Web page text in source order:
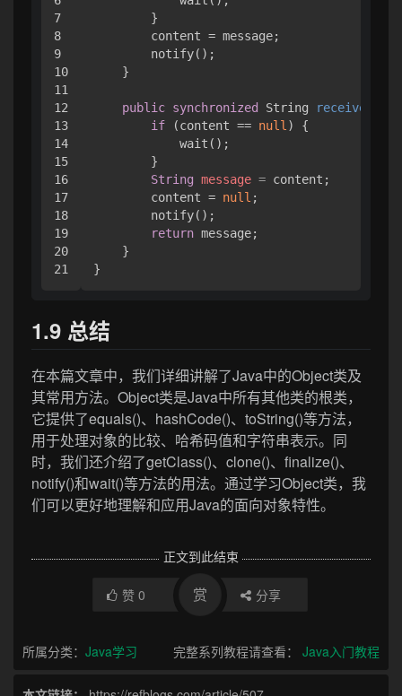
7
8
9
10
11
12
13
14
15
16
17
18
19
20
        }
        content = message;
        notify();
    }
public synchronized String receive
if (content == null) {
            wait();
        }
String message = content;
        content =
null ;
        notify();
return message;
    }
1.9 总结
在本篇文章中，我们详细讲解了Java中的Object类及
其常用方法。Object类是Java中所有其他类的根类，
它提供了equals()、hashCode()、toString()等方法，
用于处理对象的比较、哈希码值和字符串表示。同
时，我们还介绍了getClass()、clone()、finalize()、
notify()和wait()等方法的用法。通过学习Object类，我
们可以更好地理解和应用Java的面向对象特性。
正文到此结束
赞 0 赏 分享
所属分类： Java学习 完整系列教程请查看： Java入门教程